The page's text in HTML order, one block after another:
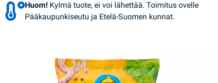
Huom! Kylmä tuote, ei voi lähettää. Toimitus ovelle
Pääkaupunkiseutu ja Etelä-Suomen kunnat.